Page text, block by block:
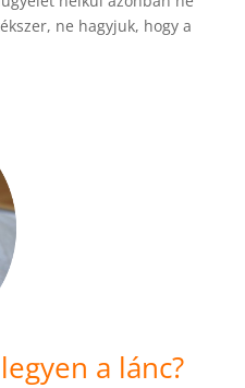
ne hagyjuk, hogy a
a lánc?